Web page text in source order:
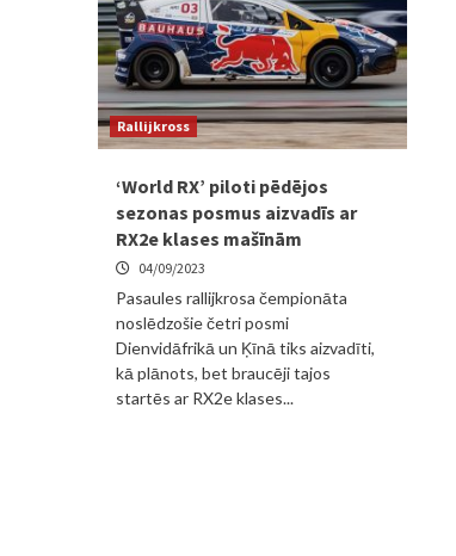
Rallijkross
‘World RX’ piloti pēdējos
sezonas posmus aizvadīs ar
RX2e klases mašīnām
04/09/2023
Pasaules rallijkrosa čempionāta
noslēdzošie četri posmi
Dienvidāfrikā un Ķīnā tiks aizvadīti,
kā plānots, bet braucēji tajos
startēs ar RX2e klases...